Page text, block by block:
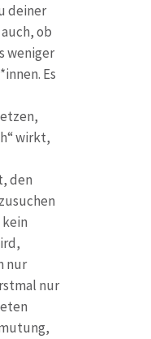
deiner
ob
weniger
Es
wirkt,
den
nur
nur